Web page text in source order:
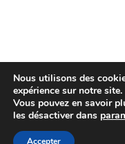
03/07/2026
Nous utilisons des
expérience sur notre site.
Vous pouvez en savoir
les désactiver dans
Accepter